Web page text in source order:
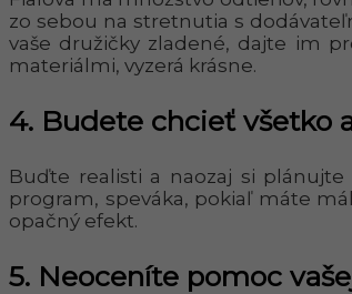
zo sebou na stretnutia s
vaše družičky zladené, dajte im
materiálmi, vyzerá krásne.
4. Budete chcieť všetko
Buďte realisti a naozaj si
program, speváka, pokiaľ máte
opačný efekt.
5. Neoceníte pomoc